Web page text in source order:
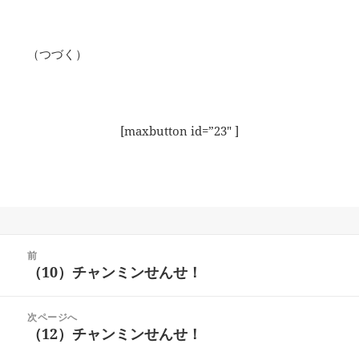
（つづく）
[maxbutton id=”23″ ]
前
前
投
稿:
（10）チャンミンせんせ！
次ページへ
次（12）チャンミンせんせ！